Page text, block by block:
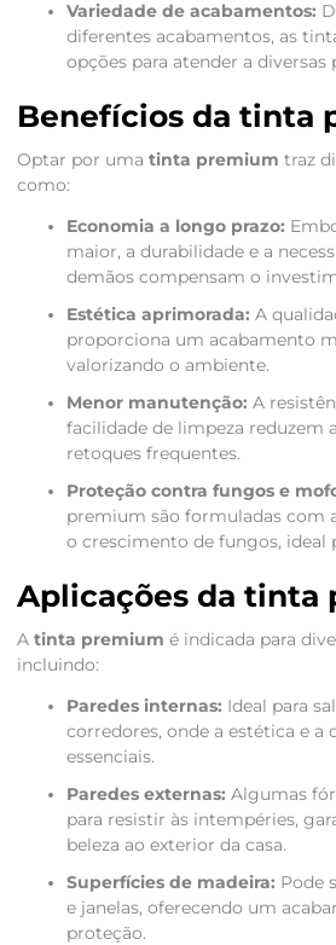
Variedade de acabamentos:
diferentes acabamentos, as
opções para atender a diversas
Benefícios da tinta
Optar por uma tinta premium traz
como:
Economia a longo prazo:
maior, a durabilidade e a
demãos compensam o
Estética aprimorada: A
proporciona um acabamento
valorizando o ambiente.
Menor manutenção: A
facilidade de limpeza reduzem
retoques frequentes.
Proteção contra fungos e
premium são formuladas com
o crescimento de fungos, ideal
Aplicações da tinta
A tinta premium é indicada para
incluindo:
Paredes internas: Ideal para
corredores, onde a estética e a
essenciais.
Paredes externas: Algumas
para resistir às intempéries,
beleza ao exterior da casa.
Superfícies de madeira: Pode
e janelas, oferecendo um
proteção.